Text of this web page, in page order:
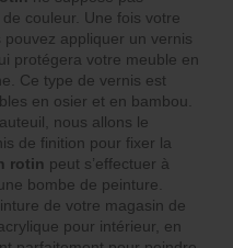
couleur. Une fois votre
appliquer un vernis
protégera votre meuble en
Ce type de vernis est
en osier et en bambou.
nous allons le
de finition pour fixer la
rotin peut s’effectuer à
bombe de peinture.
de votre magasin de
pour intérieur, en